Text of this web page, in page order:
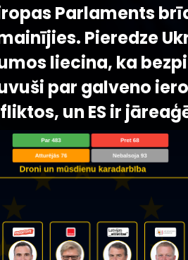
Parlaments
Pieredze
liecina, ka
par galveno
un ES ir